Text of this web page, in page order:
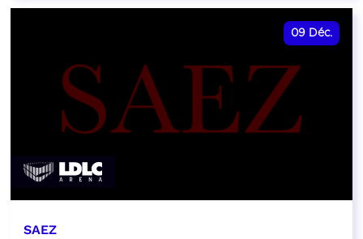
09 Déc.
SAEZ